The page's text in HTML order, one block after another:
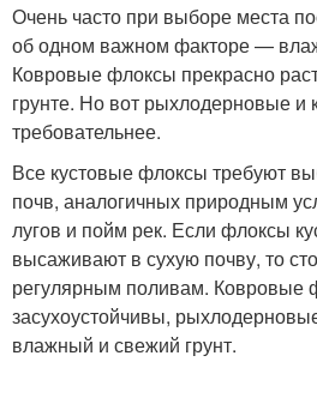
Очень часто при выборе места
об одном важном факторе —
Ковровые флоксы прекрасно
грунте. Но вот рыхлодерновые и
требовательнее.
Все кустовые флоксы требуют
почв, аналогичных природным
лугов и пойм рек. Если флоксы
высаживают в сухую почву, то
регулярным поливам. Ковровые
засухоустойчивы,
влажный и свежий грунт.